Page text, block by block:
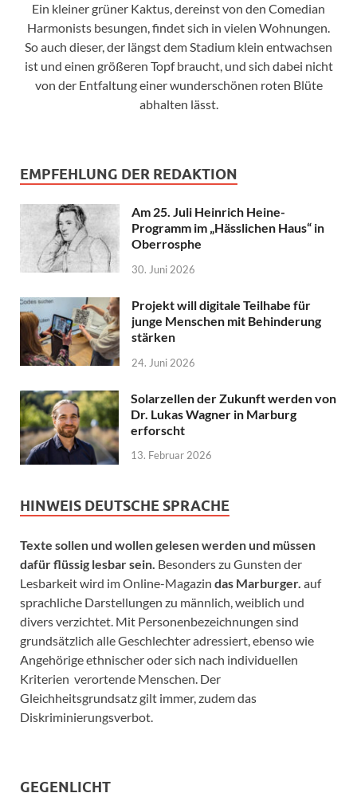
Ein kleiner grüner Kaktus, dereinst von den Comedian
Harmonists besungen, findet sich in vielen Wohnungen.
So auch dieser, der längst dem Stadium klein entwachsen
ist und einen größeren Topf braucht, und sich dabei nicht
von der Entfaltung einer wunderschönen roten Blüte
abhalten lässt.
EMPFEHLUNG DER REDAKTION
Am 25. Juli Heinrich Heine-
Programm im „Hässlichen Haus“ in
Oberrosphe
30. Juni 2026
Projekt will digitale Teilhabe für
junge Menschen mit Behinderung
stärken
24. Juni 2026
Solarzellen der Zukunft werden von
Dr. Lukas Wagner in Marburg
erforscht
13. Februar 2026
HINWEIS DEUTSCHE SPRACHE
Texte sollen und wollen gelesen werden und müssen
dafür flüssig lesbar sein. Besonders zu Gunsten der
Lesbarkeit wird im Online-Magazin das Marburger. auf
sprachliche Darstellungen zu männlich, weiblich und
divers verzichtet. Mit Personenbezeichnungen sind
grundsätzlich alle Geschlechter adressiert, ebenso wie
Angehörige ethnischer oder sich nach individuellen
Kriterien verortende Menschen. Der
Gleichheitsgrundsatz gilt immer, zudem das
Diskriminierungsverbot.
GEGENLICHT